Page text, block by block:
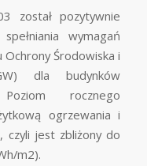
został pozytywnie
wymagań
Środowiska i
dla budynków
rocznego
ogrzewania i
czyli jest zbliżony do
m2).